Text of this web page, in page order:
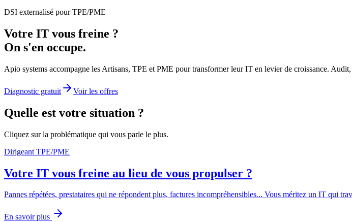
DSI externalisé pour TPE/PME
Votre IT vous freine ?
On s'en occupe.
Apio systems accompagne les Artisans, TPE et PME pour transformer leur IT en levier de croissance.
Diagnostic gratuit Voir les offres
Quelle est votre situation ?
Cliquez sur la problématique qui vous parle le plus.
Dirigeant TPE/PME
Votre IT vous freine au lieu de vous propulser ?
Pannes répétées, prestataires qui ne répondent plus, factures incompréhensibles... Vous méritez un IT qui
En savoir plus